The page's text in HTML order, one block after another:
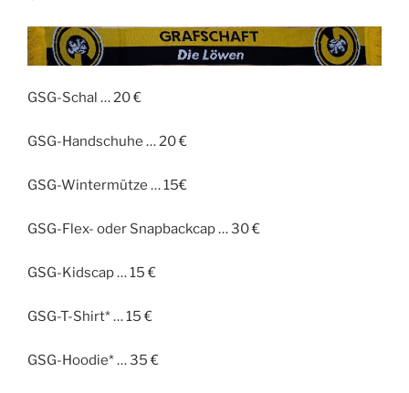
GSG-Schal … 20 €
GSG-Handschuhe … 20 €
GSG-Wintermütze … 15€
GSG-Flex- oder Snapbackcap … 30 €
GSG-Kidscap … 15 €
GSG-T-Shirt* … 15 €
GSG-Hoodie* … 35 €